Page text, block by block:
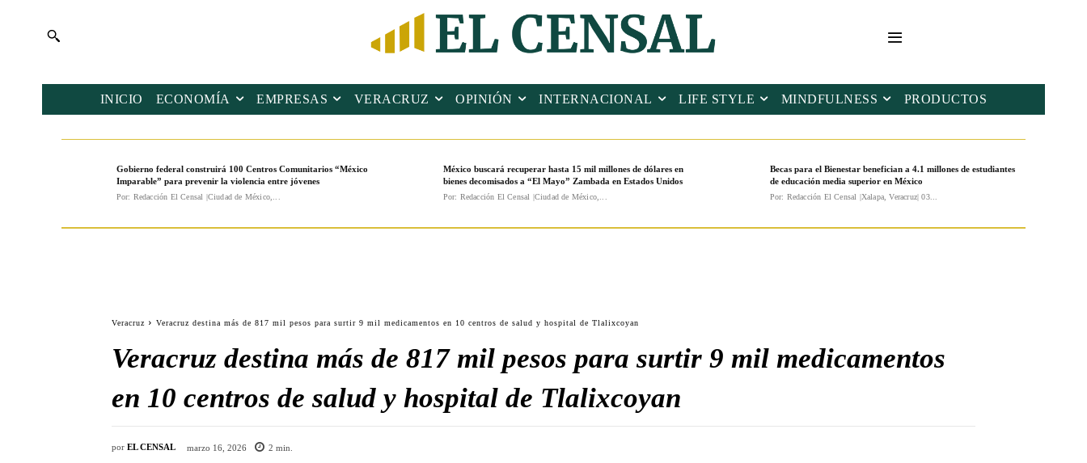
INICIO ECONOMÍA EMPRESAS VERACRUZ OPINIÓN INTERNACIONAL LIFE STYLE MINDFULNESS PRODUCTOS
Gobierno federal construirá 100 Centros Comunitarios “México
Imparable” para prevenir la violencia entre jóvenes
Por: Redacción El Censal |Ciudad de México,...
México buscará recuperar hasta 15 mil millones de dólares en
bienes decomisados a “El Mayo” Zambada en Estados Unidos
Por: Redacción El Censal |Ciudad de México,...
Becas para el Bienestar benefician a 4.1 millones de estudiantes
de educación media superior en México
Por: Redacción El Censal |Xalapa, Veracruz| 03...
Veracruz Veracruz destina más de 817 mil pesos para surtir 9 mil medicamentos en 10 centros de salud y hospital de Tlalixcoyan
Veracruz destina más de 817 mil pesos para surtir 9 mil medicamentos
en 10 centros de salud y hospital de Tlalixcoyan
por EL CENSAL marzo 16, 2026 2 min.